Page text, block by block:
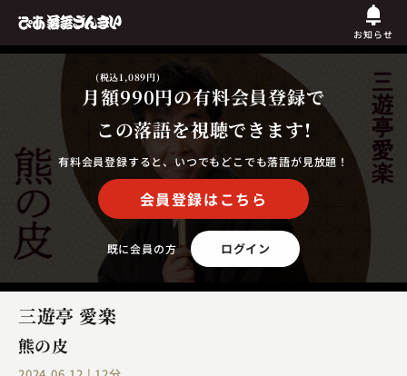
お知らせ
月額990円
(税込1,089円)
の有料会員登録で
この落語を視聴できます!
有料会員登録すると、いつでもどこでも落語が見放題！
会員登録はこちら
既に会員の方 ログイン
三遊亭 愛楽
熊の皮